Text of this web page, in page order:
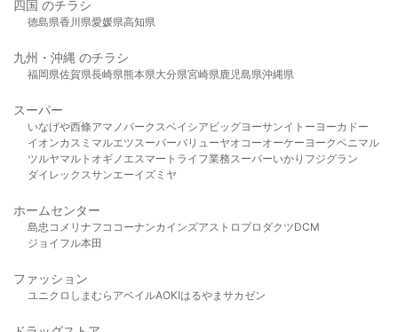
四国 のチラシ
徳島県香川県愛媛県高知県
九州・沖縄 のチラシ
福岡県佐賀県長崎県熊本県大分県宮崎県鹿児島県沖縄県
スーパー
いなげや西條アマノパークスベイシア ビッグヨーサンイトーヨーカドー
イオンカスミ マルエツスーパーバリューヤオコーオーケー ヨークベニマル
ツルヤマルト オギノ エスマート ライフ業務スーパーいかり フジグラン
ダイレックスサンエーイズミヤ
ホームセンター
島忠 コメリ ナフコ コーナンカインズアストロプロダクツDCM
ジョイフル本田
ファッション
ユニクロ しまむら アベイルAOKIはるやま サカゼン